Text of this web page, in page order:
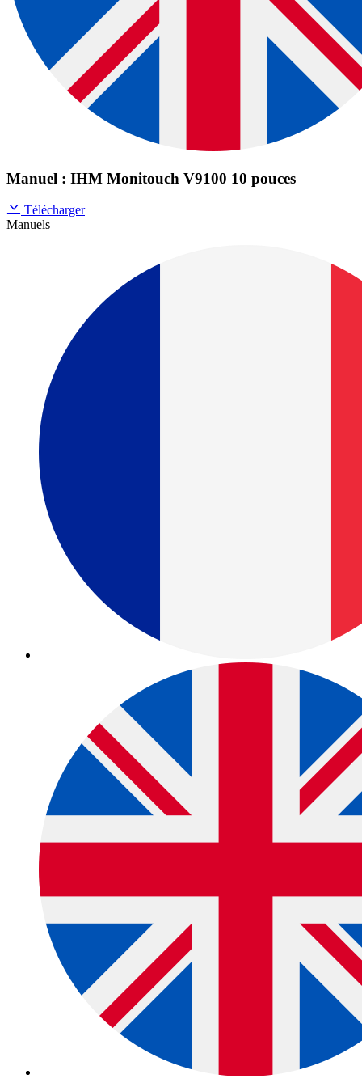
Manuel : IHM Monitouch V9100 10 pouces
Télécharger
Manuels